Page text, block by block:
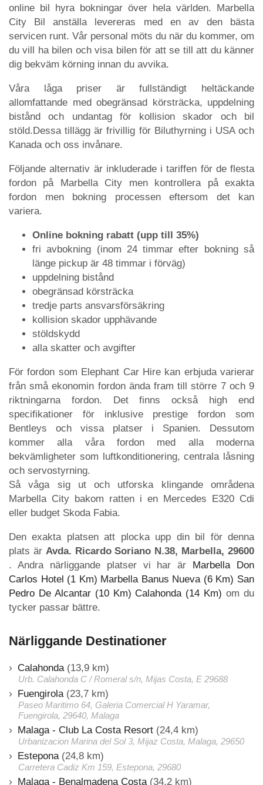
online bil hyra bokningar över hela världen. Marbella
City Bil anställa levereras med en av den bästa
servicen runt. Vår personal möts du när du kommer, om
du vill ha bilen och visa bilen för att se till att du känner
dig bekväm körning innan du avvika.
Våra låga priser är fullständigt heltäckande
allomfattande med obegränsad körsträcka, uppdelning
bistånd och undantag för kollision skador och bil
stöld.Dessa tillägg är frivillig för Biluthyrning i USA och
Kanada och oss invånare.
Följande alternativ är inkluderade i tariffen för de flesta
fordon på Marbella City men kontrollera på exakta
fordon men bokning processen eftersom det kan
variera.
Online bokning rabatt (upp till 35%)
fri avbokning (inom 24 timmar efter bokning så
länge pickup är 48 timmar i förväg)
uppdelning bistånd
obegränsad körsträcka
tredje parts ansvarsförsäkring
kollision skador upphävande
stöldskydd
alla skatter och avgifter
För fordon som Elephant Car Hire kan erbjuda varierar
från små ekonomin fordon ända fram till större 7 och 9
riktningarna fordon. Det finns också high end
specifikationer för inklusive prestige fordon som
Bentleys och vissa platser i Spanien. Dessutom
kommer alla våra fordon med alla moderna
bekvämligheter som luftkonditionering, centrala låsning
och servostyrning.
Så våga sig ut och utforska klingande områdena
Marbella City bakom ratten i en Mercedes E320 Cdi
eller budget Skoda Fabia.
Den exakta platsen att plocka upp din bil för denna
plats är Avda. Ricardo Soriano N.38, Marbella, 29600
. Andra närliggande platser vi har är Marbella Don
Carlos Hotel (1 Km) Marbella Banus Nueva (6 Km) San
Pedro De Alcantar (10 Km) Calahonda (14 Km) om du
tycker passar bättre.
Närliggande Destinationer
Calahonda (13,9 km)
Urb. Calahonda C / Romeral s/n, Mijas Costa, E 29688
Fuengirola (23,7 km)
Paseo Maritimo 64, Galeria Comercial H Yaramar,
Fuengirola, 29640, Malaga
Malaga - Club La Costa Resort (24,4 km)
Urbanizacion Marina del Sol 3, Mijaz Costa, Malaga, 29650
Estepona (24,8 km)
Carretera Cadiz Km 159, Estepona, 29680
Malaga - Benalmadena Costa (34,2 km)